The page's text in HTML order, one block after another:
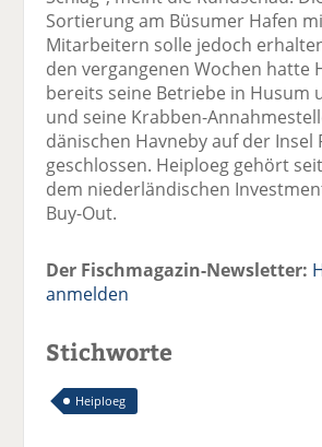
Sortierung am Büsumer Hafen
Mitarbeitern solle jedoch
den vergangenen Wochen hatte
bereits seine Betriebe in Husum
und seine Krabben-
dänischen Havneby auf der Insel
geschlossen. Heiploeg gehört
dem niederländischen
Buy-Out.
Der Fischmagazin-Newsletter:
anmelden
Stichworte
Heiploeg